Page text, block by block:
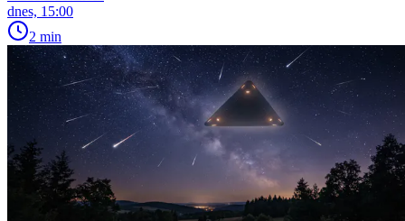
dnes, 15:00
2 min